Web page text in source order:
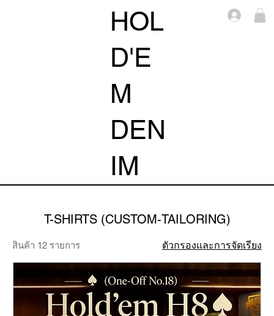
HOL
D'E
M
DEN
IM
Log
T-SHIRTS (CUSTOM-TAILORING)
สินค้า 12 รายการ ตัวกรองและการจัดเรียง